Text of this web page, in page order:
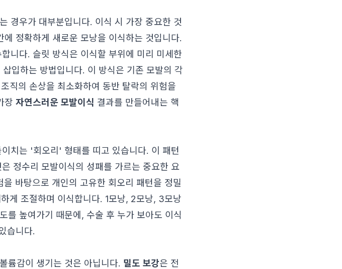
경우가 대부분입니다. 이식 시 가장 중요한 것
정확하게 새로운 모낭을 이식하는 것입니다.
니다. 슬릿 방식은 이식할 부위에 미리 미세한
입하는 방법입니다. 이 방식은 기존 모발의 각
직의 손상을 최소화하여 동반 탈락의 위험을
장 자연스러운 모발이식 결과를 만들어내는 핵
치는 '회오리' 형태를 띠고 있습니다. 이 패턴
정수리 모발이식의 성패를 가르는 중요한 요
바탕으로 개인의 고유한 회오리 패턴을 정밀
게 조절하며 이식합니다. 1모낭, 2모낭, 3모낭
를 높여가기 때문에, 수술 후 누가 보아도 이식
습니다.
륨감이 생기는 것은 아닙니다. 밀도 보강은 전